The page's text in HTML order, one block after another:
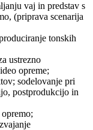
vaj in predstav s
(priprava scenarija
tonskih
ustrezno
opreme;
sodelovanje pri
postprodukcijo in